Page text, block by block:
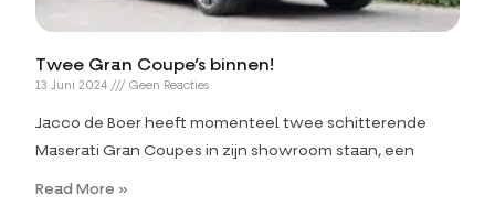
Twee Gran Coupe’s binnen!
13 Juni 2024 Geen Reacties
Jacco de Boer heeft momenteel twee schitterende
Maserati Gran Coupes in zijn showroom staan, een
Read More »